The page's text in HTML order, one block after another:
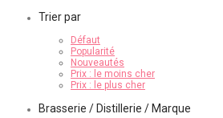
Trier par
Défaut
Popularité
Nouveautés
Prix : le moins cher
Prix : le plus cher
Brasserie / Distillerie / Marque